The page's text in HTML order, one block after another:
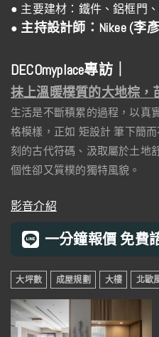
● 主要建材：鐵件、鋁框門
● 主持設計師：Nikee (李
DECOmyplace專訪｜
抹上溫暖樸質的大地棕，
生活是不斷積累的過程，以真
格模樣，正如 矩設計 筆下簡
刻的古代符碼、汲取屬於土地
個性卻又質樸的獨特風貌。
影音介紹
一分鐘報價 免費
大坪數 成屋規劃 大樓 北歐